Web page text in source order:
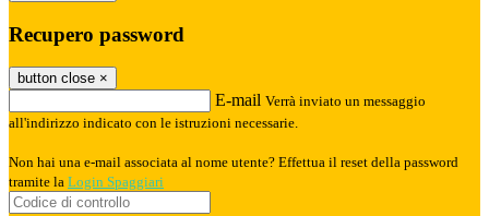
Recupero password
button close ×
E-mail Verrà inviato un messaggio
all'indirizzo indicato con le istruzioni necessarie.
Non hai una e-mail associata al nome utente? Effettua il reset della password
tramite la Login Spaggiari